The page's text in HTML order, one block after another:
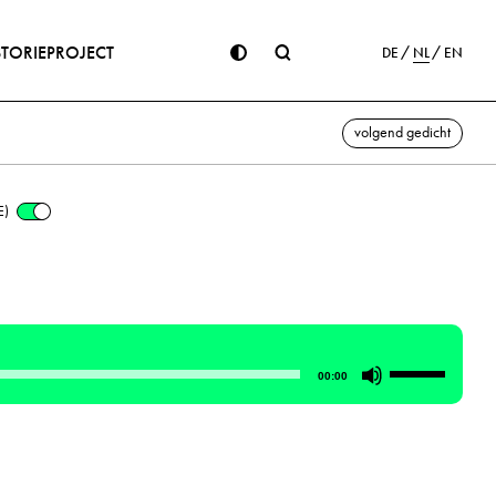
PROJECT DE NL EN
volgend gedicht
00:00
Gebruik
Omhoog/